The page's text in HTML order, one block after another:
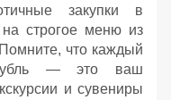
закупки в
на строгое меню из
что каждый
— это ваш
и сувениры